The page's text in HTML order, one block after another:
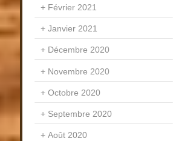
Février 2021
Janvier 2021
Décembre 2020
Novembre 2020
Octobre 2020
Septembre 2020
Août 2020